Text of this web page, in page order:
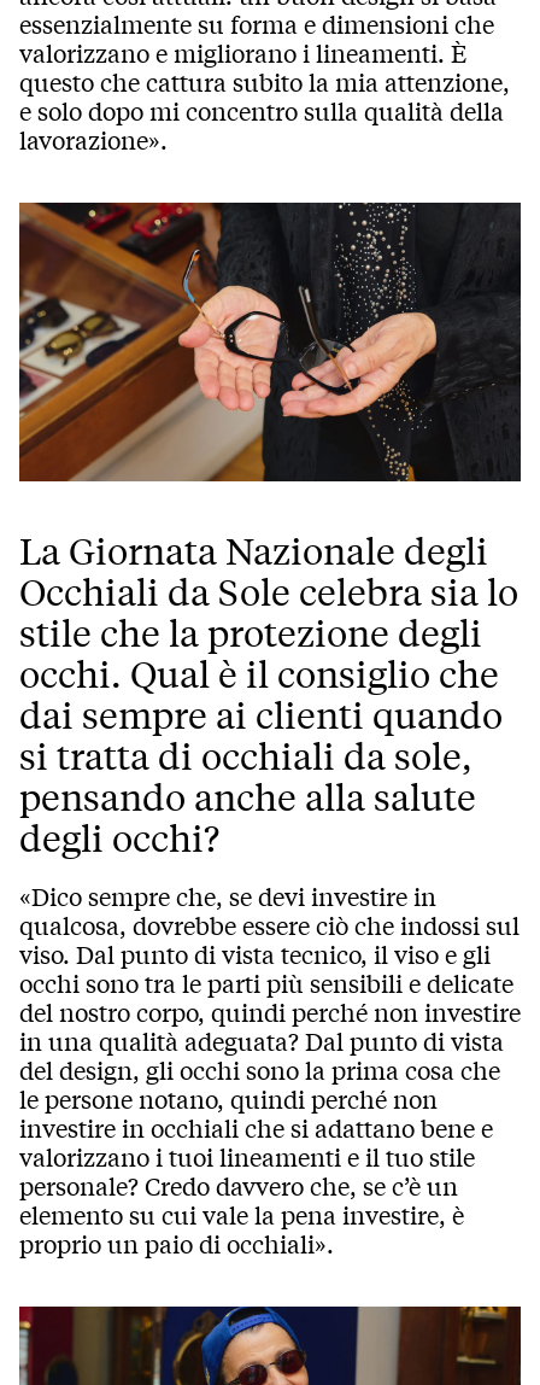
essenzialmente su forma e dimensioni che
valorizzano e migliorano i lineamenti. È
questo che cattura subito la mia attenzione,
e solo dopo mi concentro sulla qualità della
lavorazione».
La Giornata Nazionale degli
Occhiali da Sole celebra sia lo
stile che la protezione degli
occhi. Qual è il consiglio che
dai sempre ai clienti quando
si tratta di occhiali da sole,
pensando anche alla salute
degli occhi?
«Dico sempre che, se devi investire in
qualcosa, dovrebbe essere ciò che indossi sul
viso. Dal punto di vista tecnico, il viso e gli
occhi sono tra le parti più sensibili e delicate
del nostro corpo, quindi perché non investire
in una qualità adeguata? Dal punto di vista
del design, gli occhi sono la prima cosa che
le persone notano, quindi perché non
investire in occhiali che si adattano bene e
valorizzano i tuoi lineamenti e il tuo stile
personale? Credo davvero che, se c’è un
elemento su cui vale la pena investire, è
proprio un paio di occhiali».